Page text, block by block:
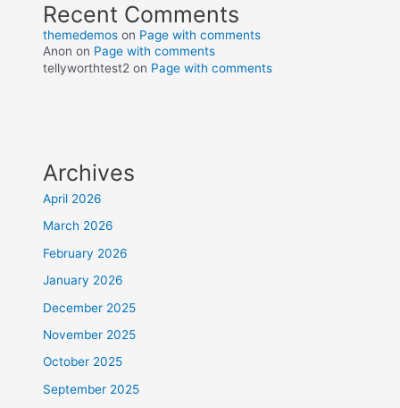
Recent Comments
themedemos on Page with comments
Anon on Page with comments
tellyworthtest2 on Page with comments
Archives
April 2026
March 2026
February 2026
January 2026
December 2025
November 2025
October 2025
September 2025